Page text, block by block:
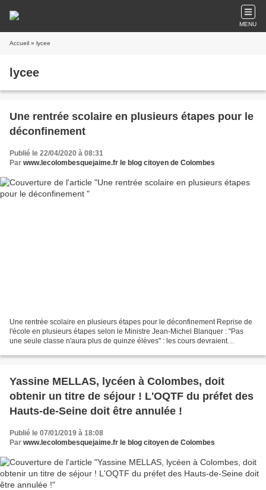
MENU
Accueil » lycee
lycee
Une rentrée scolaire en plusieurs étapes pour le
déconfinement
Publié le 22/04/2020 à 08:31
Par www.lecolombesquejaime.fr le blog citoyen de Colombes
Une rentrée scolaire en plusieurs étapes pour le déconfinement Reprise de
l'école en plusieurs étapes selon le Ministre Jean-Michel Blanquer : "Pas
une seule classe n'aura plus de quinze élèves" : les cours devraient
Yassine MELLAS, lycéen à Colombes, doit
obtenir un titre de séjour ! L'OQTF du préfet des
Hauts-de-Seine doit être annulée !
Publié le 07/01/2019 à 18:08
Par www.lecolombesquejaime.fr le blog citoyen de Colombes